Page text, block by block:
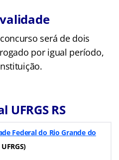
validade
será de dois
por igual período,
RS
Federal do Rio Grande do